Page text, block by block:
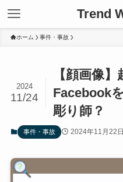
Trend
ホーム 事件・事故
【顔画像
Facebook
彫り師？
2024
11/24
事件・事故 2024年11月22日